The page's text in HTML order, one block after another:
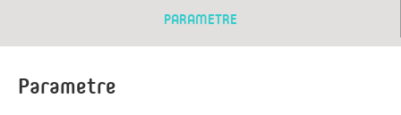
PARAMETRE
Parametre